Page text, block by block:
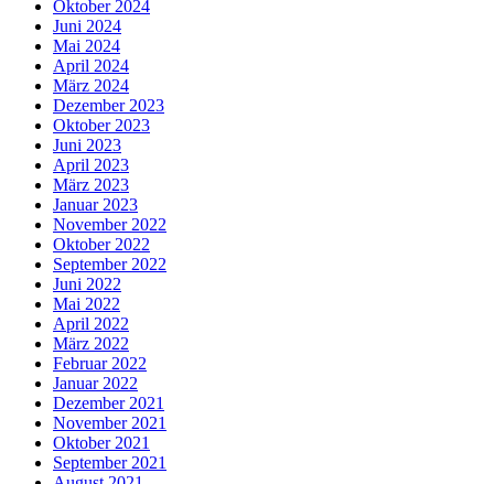
Oktober 2024
Juni 2024
Mai 2024
April 2024
März 2024
Dezember 2023
Oktober 2023
Juni 2023
April 2023
März 2023
Januar 2023
November 2022
Oktober 2022
September 2022
Juni 2022
Mai 2022
April 2022
März 2022
Februar 2022
Januar 2022
Dezember 2021
November 2021
Oktober 2021
September 2021